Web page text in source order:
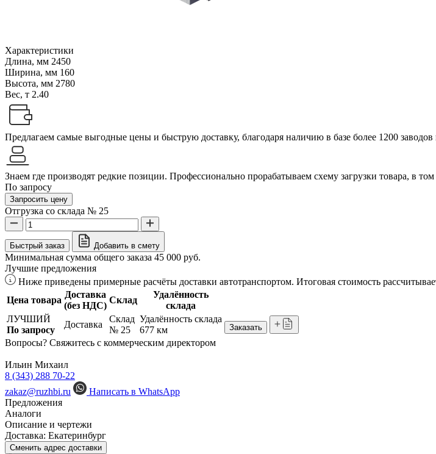
Характеристики
Длина, мм 2450
Ширина, мм 160
Высота, мм 2780
Вес, т 2.40
Предлагаем самые выгодные цены и быструю доставку, благодаря наличию в базе более 1200
Знаем где производят редкие позиции. Профессионально прорабатываем схему загрузки товара, в том
По запросу
Запросить цену
Отгрузка со склада № 25
Быстрый заказ Добавить в смету
Минимальная сумма общего заказа 45 000 руб.
Лучшие предложения
Ниже приведены примерные расчёты доставки автотранспортом. Итоговая стоимость
Цена товара
Доставка
(без НДС)
Склад
Удалённость
склада
ЛУЧШИЙ
По запросу
Доставка
Склад
№ 25
Удалённость склада
677 км
Заказать
Вопросы? Свяжитесь с коммерческим директором
Ильин Михаил
8 (343) 288 70-22
zakaz@ruzhbi.ru
Написать в WhatsApp
Предложения
Аналоги
Описание и чертежи
Доставка: Екатеринбург
Сменить адрес доставки